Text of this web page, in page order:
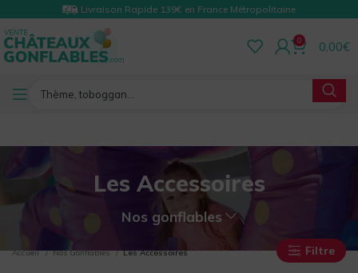
Livraison Rapide 139€ en France Métropolitaine
0 0,00€
Les Accessoires
Nos gonflables
Accueil Nos Gonflables Les Accessoires Filtre